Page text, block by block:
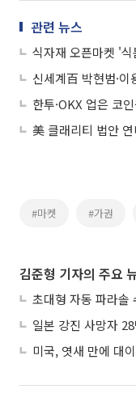
관련 뉴스
#마켓 #가권
김준형 기자의 주요
미국, 엿새 만에 대